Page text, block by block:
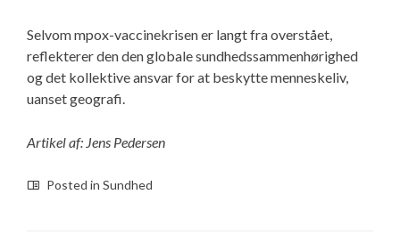
Selvom mpox-vaccinekrisen er langt fra overstået,
reflekterer den den globale sundhedssammenhørighed
og det kollektive ansvar for at beskytte menneskeliv,
uanset geografi.
Artikel af: Jens Pedersen
Posted in Sundhed